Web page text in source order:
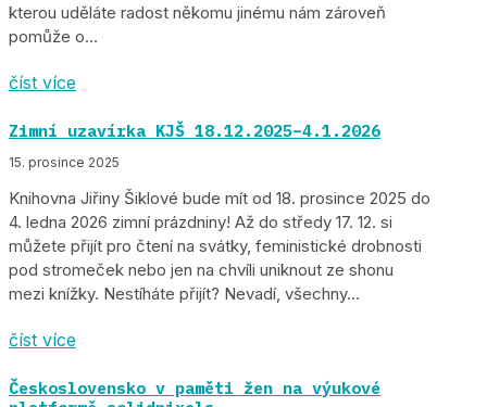
kterou uděláte radost někomu jinému nám zároveň
pomůže o...
číst více
Zimní uzavírka KJŠ 18.12.2025–4.1.2026
15. prosince 2025
Knihovna Jiřiny Šiklové bude mít od 18. prosince 2025 do
4. ledna 2026 zimní prázdniny! Až do středy 17. 12. si
můžete přijít pro čtení na svátky, feministické drobnosti
pod stromeček nebo jen na chvíli uniknout ze shonu
mezi knížky. Nestíháte přijít? Nevadí, všechny...
číst více
Československo v paměti žen na výukové